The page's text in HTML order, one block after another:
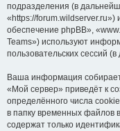
подразделения (в
«https://
обеспечение phpBB»,
Teams») используют
пользовательских сессий
Ваша информация
«Мой сервер» приведёт к
определённого числа
в папку временных файлов
содержат только